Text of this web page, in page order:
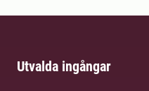
Utvalda ingångar